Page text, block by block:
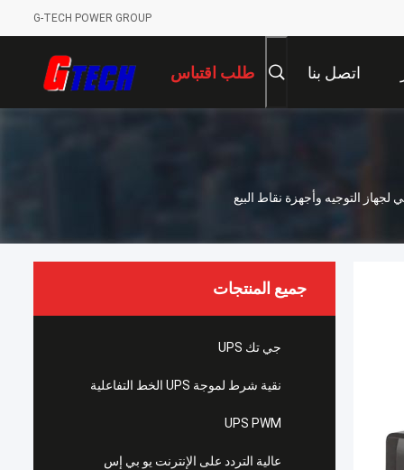
G-TECH POWER GROUP
اتصل بنا طلب اقتباس
جميع المنتجات
جي تك UPS
نقية شرط لموجة UPS الخط التفاعلية
UPS PWM
عالية التردد على الإنترنت يو بي إس